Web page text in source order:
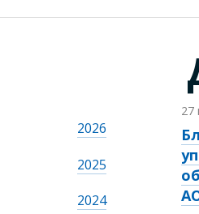
2026
2025
2024
27